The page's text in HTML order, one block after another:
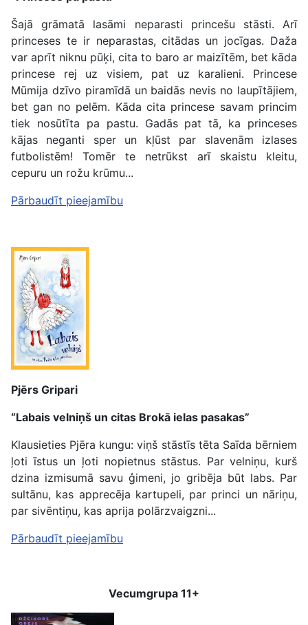
Šajā grāmatā lasāmi neparasti princešu stāsti. Arī
princeses te ir neparastas, citādas un jocīgas. Daža
var aprīt niknu pūķi, cita to baro ar maizītēm, bet kāda
princese rej uz visiem, pat uz karalieni. Princese
Mūmija dzīvo piramīdā un baidās nevis no laupītājiem,
bet gan no pelēm. Kāda cita princese savam princim
tiek nosūtīta pa pastu. Gadās pat tā, ka princeses
kājas neganti sper un kļūst par slavenām izlases
futbolistēm! Tomēr te netrūkst arī skaistu kleitu,
cepuru un rožu krūmu...
Pārbaudīt pieejamību
Pjērs Gripari
“Labais velniņš un citas Brokā ielas pasakas”
Klausieties Pjēra kungu: viņš stāstīs tēta Saīda bērniem
ļoti īstus un ļoti nopietnus stāstus. Par velniņu, kurš
dzina izmisumā savu ģimeni, jo gribēja būt labs. Par
sultānu, kas apprecēja kartupeli, par princi un nāriņu,
par sivēntiņu, kas aprija polārzvaigzni...
Pārbaudīt pieejamību
Vecumgrupa 11+